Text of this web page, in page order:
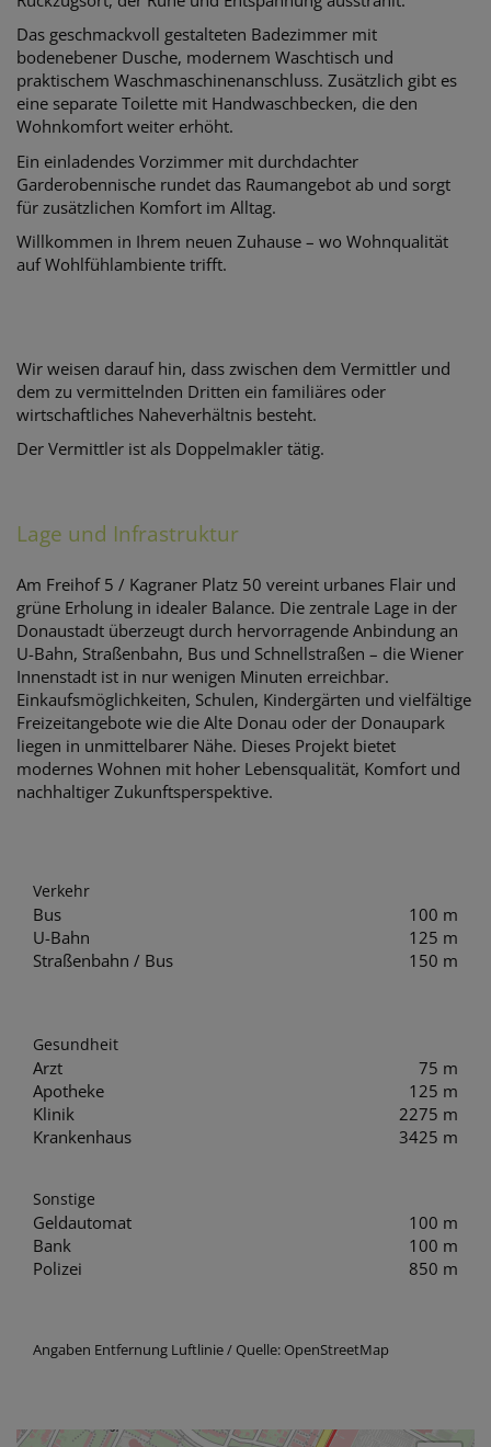
Das geschmackvoll gestalteten Badezimmer mit
bodenebener Dusche, modernem Waschtisch und
praktischem Waschmaschinenanschluss. Zusätzlich gibt es
eine separate Toilette mit Handwaschbecken, die den
Wohnkomfort weiter erhöht.
Ein einladendes Vorzimmer mit durchdachter
Garderobennische rundet das Raumangebot ab und sorgt
für zusätzlichen Komfort im Alltag.
Willkommen in Ihrem neuen Zuhause – wo Wohnqualität
auf Wohlfühlambiente trifft.
Wir weisen darauf hin, dass zwischen dem Vermittler und
dem zu vermittelnden Dritten ein familiäres oder
wirtschaftliches Naheverhältnis besteht.
Der Vermittler ist als Doppelmakler tätig.
Lage und Infrastruktur
Am Freihof 5 / Kagraner Platz 50 vereint urbanes Flair und
grüne Erholung in idealer Balance. Die zentrale Lage in der
Donaustadt überzeugt durch hervorragende Anbindung an
U-Bahn, Straßenbahn, Bus und Schnellstraßen – die Wiener
Innenstadt ist in nur wenigen Minuten erreichbar.
Einkaufsmöglichkeiten, Schulen, Kindergärten und vielfältige
Freizeitangebote wie die Alte Donau oder der Donaupark
liegen in unmittelbarer Nähe. Dieses Projekt bietet
modernes Wohnen mit hoher Lebensqualität, Komfort und
nachhaltiger Zukunftsperspektive.
Verkehr
Bus
100 m
U-Bahn
125 m
Straßenbahn / Bus
150 m
Gesundheit
Arzt
75 m
Apotheke
125 m
Klinik
2275 m
Krankenhaus
3425 m
Sonstige
Geldautomat
100 m
Bank
100 m
Polizei
850 m
Angaben Entfernung Luftlinie / Quelle: OpenStreetMap